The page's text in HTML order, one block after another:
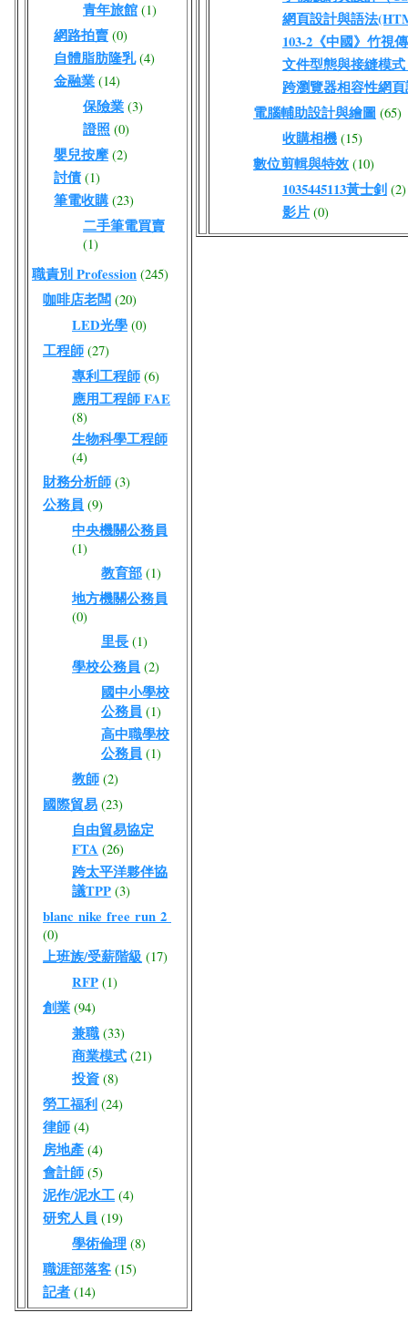
青年旅館 (1)
網路拍賣 (0)
自體脂肪隆乳 (4)
金融業 (14)
保險業 (3)
證照 (0)
嬰兒按摩 (2)
討債 (1)
筆電收購 (23)
二手筆電買賣
(1)
職責別 Profession (245)
咖啡店老闆 (20)
LED光學 (0)
工程師 (27)
專利工程師 (6)
應用工程師 FAE
(8)
生物科學工程師
(4)
財務分析師 (3)
公務員 (9)
中央機關公務員
(1)
教育部 (1)
地方機關公務員
(0)
里長 (1)
學校公務員 (2)
國中小學校
公務員 (1)
高中職學校
公務員 (1)
教師 (2)
國際貿易 (23)
自由貿易協定
FTA (26)
跨太平洋夥伴協
議TPP (3)
blanc nike free run 2
(0)
上班族/受薪階級 (17)
RFP (1)
創業 (94)
兼職 (33)
商業模式 (21)
投資 (8)
勞工福利 (24)
律師 (4)
房地產 (4)
會計師 (5)
泥作/泥水工 (4)
研究人員 (19)
學術倫理 (8)
職涯部落客 (15)
記者 (14)
網頁設計與語法
103-2《中國》竹視
文件型態與接縫模
跨瀏覽器相容性網
電腦輔助設計與繪圖 (65)
收購相機 (15)
數位剪輯與特效 (10)
1035445113黃士釗 (2)
影片 (0)